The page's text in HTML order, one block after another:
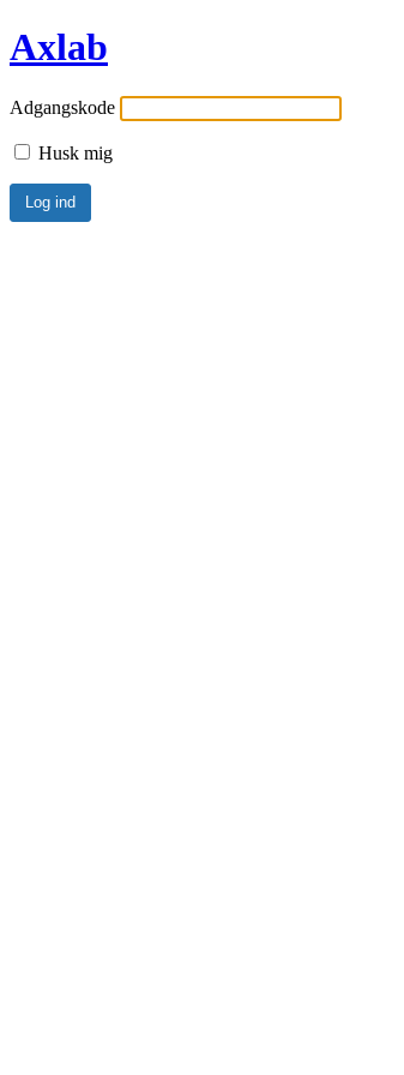
Axlab
Adgangskode
Husk mig